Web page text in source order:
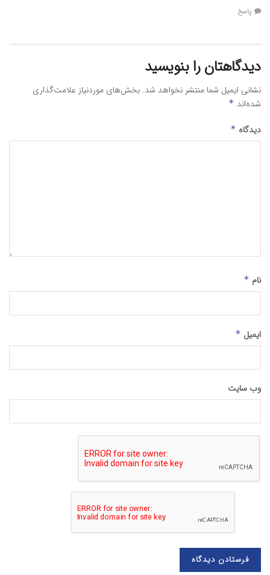
پاسخ
دیدگاهتان را بنویسید
نشانی ایمیل شما منتشر نخواهد شد. بخش‌های موردنیاز علامت‌گذاری
شده‌اند *
دیدگاه *
نام *
ایمیل *
وب‌ سایت